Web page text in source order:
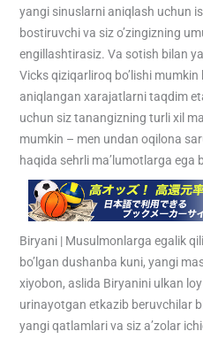
yangi sinuslarni aniqlash uchun
bostiruvchi va siz o’zingizning
engillashtirasiz. Va sotish bilan
Vicks qiziqarliroq bo’lishi mumkin
aniqlangan xarajatlarni taqdim
uchun siz tanangizning turli xil
mumkin – men undan oqilona
haqida sehrli ma’lumotlarga ega
Biryani | Musulmonlarga egalik
bo’lgan dushanba kuni, yangi
xiyobon, aslida Biryanini ulkan
urinayotgan etkazib beruvchilar
yangi qatlamlari va siz a’zolar